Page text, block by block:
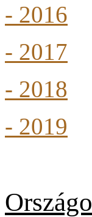
- 2016
- 2017
- 2018
- 2019